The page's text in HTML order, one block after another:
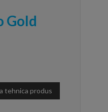
Gold
tehnica produs